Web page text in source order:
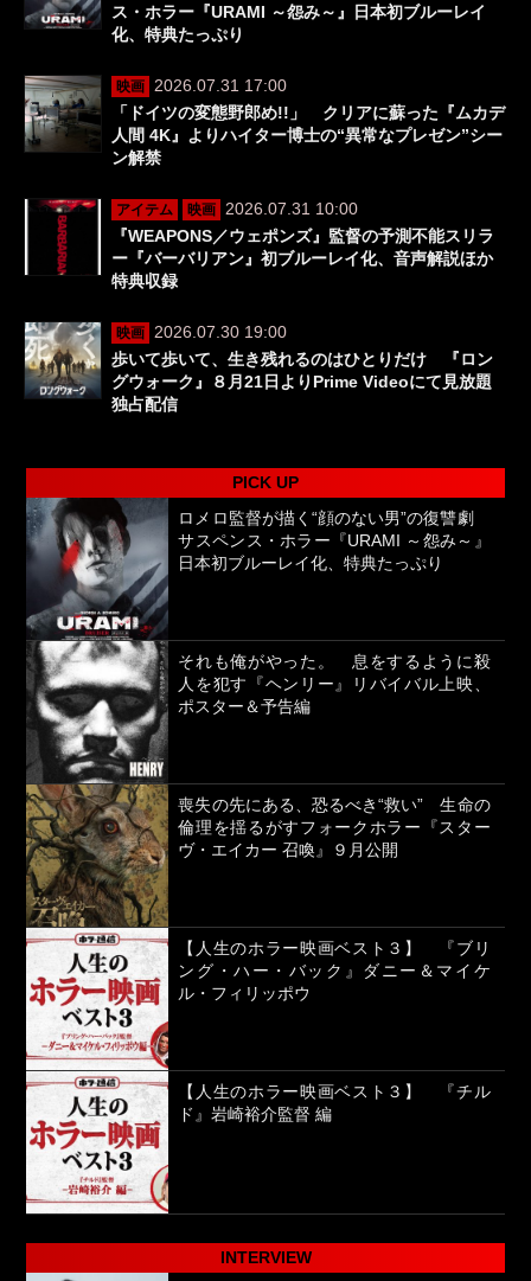
ス・ホラー『URAMI ～怨み～』日本初ブルーレイ
化、特典たっぷり
映画
2026.07.31 17:00
「ドイツの変態野郎め!!」 クリアに蘇った『ムカデ
人間 4K』よりハイター博士の“異常なプレゼン”シー
ン解禁
アイテム 映画
2026.07.31 10:00
『WEAPONS／ウェポンズ』監督の予測不能スリラ
ー『バーバリアン』初ブルーレイ化、音声解説ほか
特典収録
映画
2026.07.30 19:00
歩いて歩いて、生き残れるのはひとりだけ 『ロン
グウォーク』８月21日よりPrime Videoにて見放題
独占配信
PICK UP
ロメロ監督が描く“顔のない男”の復讐劇
サスペンス・ホラー『URAMI ～怨み～』
日本初ブルーレイ化、特典たっぷり
それも俺がやった。 息をするように殺
人を犯す『ヘンリー』リバイバル上映、
ポスター＆予告編
喪失の先にある、恐るべき“救い” 生命の
倫理を揺るがすフォークホラー『スター
ヴ・エイカー 召喚』９月公開
【人生のホラー映画ベスト３】 『ブリ
ング・ハー・バック』ダニー＆マイケ
ル・フィリッポウ
【人生のホラー映画ベスト３】 『チル
ド』岩崎裕介監督 編
INTERVIEW